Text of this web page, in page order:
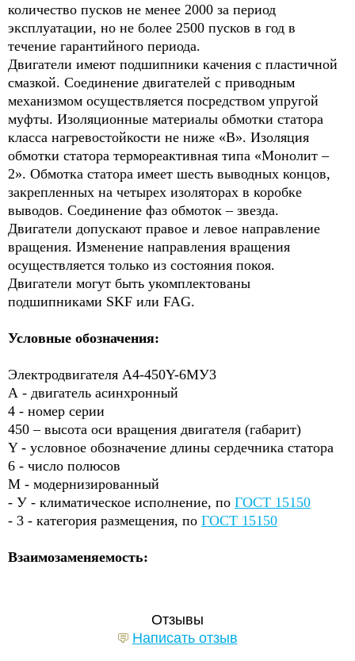
количество пусков не менее 2000 за период
эксплуатации, но не более 2500 пусков в год в
течение гарантийного периода.
Двигатели имеют подшипники качения с пластичной
смазкой. Соединение двигателей с приводным
механизмом осуществляется посредством упругой
муфты. Изоляционные материалы обмотки статора
класса нагревостойкости не ниже «В». Изоляция
обмотки статора термореактивная типа «Монолит –
2». Обмотка статора имеет шесть выводных концов,
закрепленных на четырех изоляторах в коробке
выводов. Соединение фаз обмоток – звезда.
Двигатели допускают правое и левое направление
вращения. Изменение направления вращения
осуществляется только из состояния покоя.
Двигатели могут быть укомплектованы
подшипниками SKF или FAG.
Условные обозначения:
Электродвигателя A4-450Y-6МУ3
А - двигатель асинхронный
4 - номер серии
450 – высота оси вращения двигателя (габарит)
Y - условное обозначение длины сердечника статора
6 - число полюсов
М - модернизированный
- У - климатическое исполнение, по ГОСТ 15150
- 3 - категория размещения, по ГОСТ 15150
Взаимозаменяемость:
Отзывы
Написать отзыв